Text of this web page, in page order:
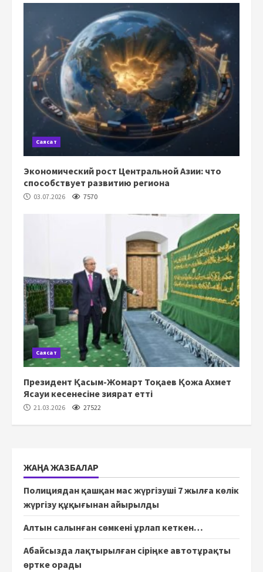
Саясат
Экономический рост Центральной Азии: что
способствует развитию региона
03.07.2026 7570
Саясат
Президент Қасым-Жомарт Тоқаев Қожа Ахмет
Ясауи кесенесіне зиярат етті
21.03.2026 27522
ЖАҢА ЖАЗБАЛАР
Полициядан қашқан мас жүргізуші 7 жылға көлік
жүргізу құқығынан айырылды
Алтын салынған сөмкені ұрлап кеткен…
Абайсызда лақтырылған сіріңке автотұрақты
өртке орады